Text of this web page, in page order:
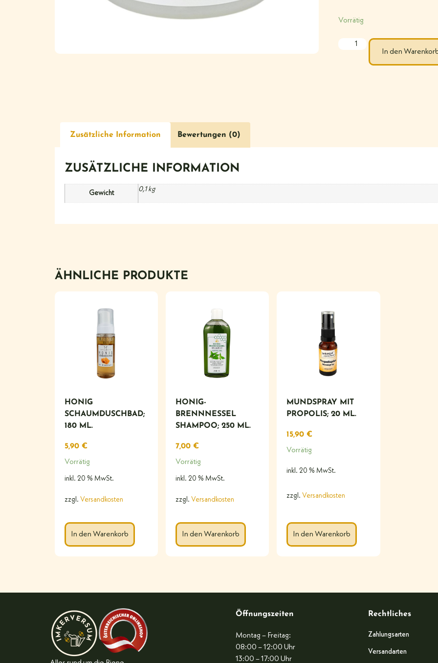
Vorrätig
In den
Zusätzliche Information Bewertungen (0)
ZUSÄTZLICHE INFORMATION
Gewicht
0,1 kg
ÄHNLICHE PRODUKTE
HONIG
SCHAUMDUSCHBAD;
180 ML.
5,90 €
Vorrätig
inkl. 20 % MwSt.
zzgl. Versandkosten
In den Warenkorb
HONIG-
BRENNNESSEL
SHAMPOO; 250 ML.
7,00€
Vorrätig
inkl. 20 % MwSt.
zzgl. Versandkosten
In den Warenkorb
MUNDSPRAY MIT
PROPOLIS; 20 ML.
15,90€
Vorrätig
inkl. 20 % MwSt.
zzgl. Versandkosten
In den Warenkorb
Öffnungszeiten
Montag – Freitag:
08:00 – 12:00 Uhr
13:00 – 17:00 Uhr
Rechtliches
Zahlungsarten
Versandarten